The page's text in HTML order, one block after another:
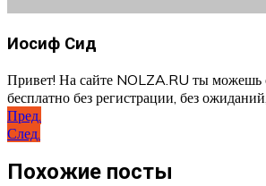
Иосиф Сид
Привет! На сайте NOLZA.RU ты можешь
бесплатно без регистрации, без
Навигация
по
записям
Пред.
След.
Похожие посты